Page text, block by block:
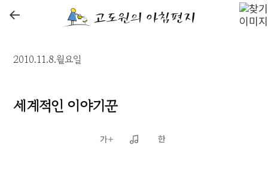
←
2010.11.8.월요일
세계적인 이야기꾼